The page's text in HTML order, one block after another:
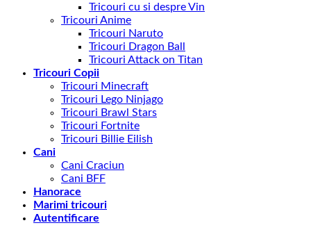
Tricouri cu si despre Vin
Tricouri Anime
Tricouri Naruto
Tricouri Dragon Ball
Tricouri Attack on Titan
Tricouri Copii
Tricouri Minecraft
Tricouri Lego Ninjago
Tricouri Brawl Stars
Tricouri Fortnite
Tricouri Billie Eilish
Cani
Cani Craciun
Cani BFF
Hanorace
Marimi tricouri
Autentificare